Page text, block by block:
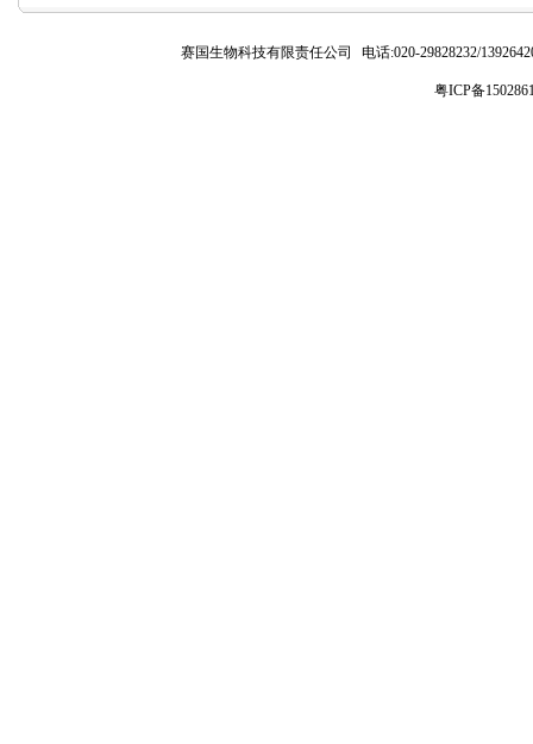
赛国生物科技有限责任公司 电话:020-29828232/
粤ICP备